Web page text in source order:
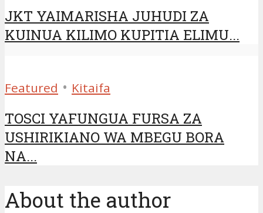
JKT YAIMARISHA JUHUDI ZA
KUINUA KILIMO KUPITIA ELIMU...
Featured • Kitaifa
TOSCI YAFUNGUA FURSA ZA
USHIRIKIANO WA MBEGU BORA
NA...
About the author